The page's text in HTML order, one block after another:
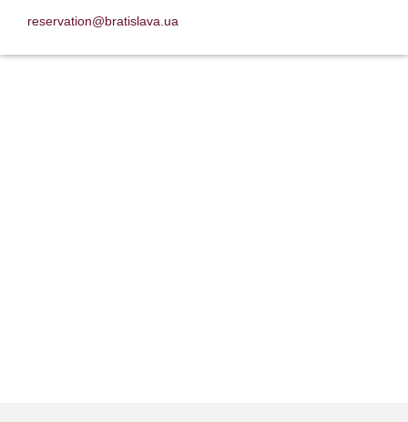
reservation@bratislava.ua